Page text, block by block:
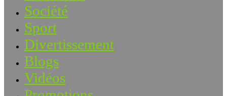
Société
Sport
Divertissement
Blogs
Vidéos